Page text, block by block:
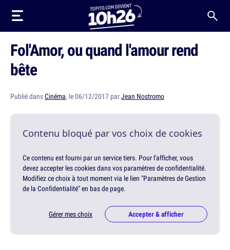
Fol'Amor, ou quand l'amour rend
bête
Publié dansCinéma, le 06/12/2017 parJean Nostromo
Contenu bloqué par vos choix de cookies
Ce contenu est fourni par un service tiers. Pour l'afficher, vous
devez accepter les cookies dans vos paramètres de confidentialité.
Modifiez ce choix à tout moment via le lien "Paramètres de Gestion
de la Confidentialité" en bas de page.
Gérer mes choix Accepter & afficher